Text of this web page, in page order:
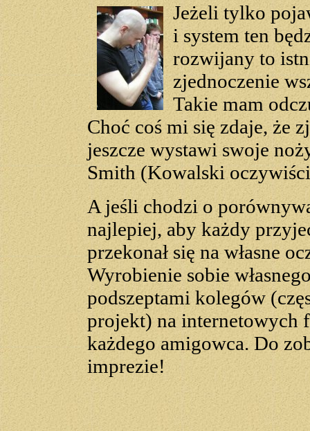
Jeżeli tylko
i system ten
rozwijany to
zjednoczenie
Takie mam
Choć coś mi się zdaje, że
jeszcze wystawi swoje
Smith (Kowalski
A jeśli chodzi o
najlepiej, aby każdy
przekonał się na własne
Wyrobienie sobie
podszeptami kolegów
projekt) na internetowych
każdego amigowca. Do
imprezie!